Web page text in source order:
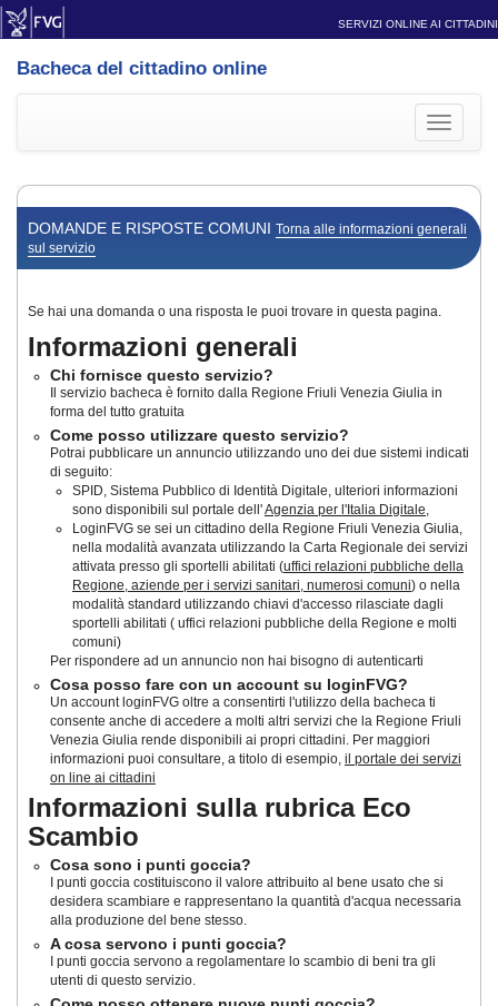
SERVIZI ONLINE AI CITTADINI
Bacheca del cittadino online
Toggle
DOMANDE E RISPOSTE COMUNI Torna alle informazioni generali
sul servizio
Se hai una domanda o una risposta le puoi trovare in questa pagina.
Informazioni generali
Chi fornisce questo servizio?
Il servizio bacheca è fornito dalla Regione Friuli Venezia Giulia in
forma del tutto gratuita
Come posso utilizzare questo servizio?
Potrai pubblicare un annuncio utilizzando uno dei due sistemi indicati
di seguito:
SPID, Sistema Pubblico di Identità Digitale, ulteriori informazioni
sono disponibili sul portale dell'Agenzia per l'Italia Digitale,
LoginFVG se sei un cittadino della Regione Friuli Venezia Giulia,
nella modalità avanzata utilizzando la Carta Regionale dei servizi
attivata presso gli sportelli abilitati (uffici relazioni pubbliche della
Regione, aziende per i servizi sanitari, numerosi comuni) o nella
modalità standard utilizzando chiavi d'accesso rilasciate dagli
sportelli abilitati ( uffici relazioni pubbliche della Regione e molti
comuni)
Per rispondere ad un annuncio non hai bisogno di autenticarti
Cosa posso fare con un account su loginFVG?
Un account loginFVG oltre a consentirti l'utilizzo della bacheca ti
consente anche di accedere a molti altri servizi che la Regione Friuli
Venezia Giulia rende disponibili ai propri cittadini. Per maggiori
informazioni puoi consultare, a titolo di esempio, il portale dei servizi
on line ai cittadini
Informazioni sulla rubrica Eco
Scambio
Cosa sono i punti goccia?
I punti goccia costituiscono il valore attribuito al bene usato che si
desidera scambiare e rappresentano la quantità d'acqua necessaria
alla produzione del bene stesso.
A cosa servono i punti goccia?
I punti goccia servono a regolamentare lo scambio di beni tra gli
utenti di questo servizio.